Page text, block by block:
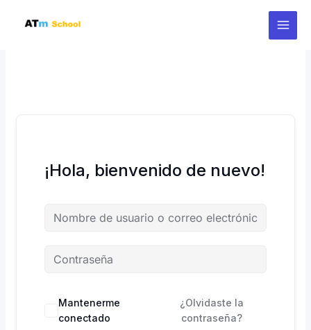
¡Hola, bienvenido de nuevo!
Mantenerme
conectado
¿Olvidaste la
contraseña?